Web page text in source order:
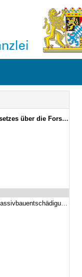
(BayRS V S. 545) BayRS 7902-8-L (§§ 1–5)
Ablösungsbetrags (Art. 22 FoRG) für